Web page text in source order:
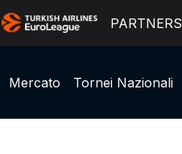
PARTNERS
Mercato Tornei Nazionali